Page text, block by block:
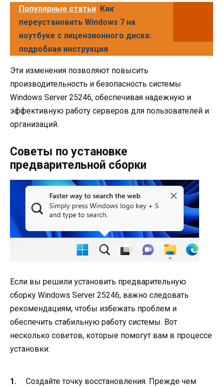
Популярные статьи Как
переустановить Windows 7 на
ноутбуке с лицензионного диска:
подробная инструкция
Эти изменения позволяют повысить
производительность и безопасность системы
Windows Server 25246, обеспечивая надежную и
эффективную работу серверов для пользователей и
организаций.
Советы по установке
предварительной сборки
Если вы решили установить предварительную
сборку Windows Server 25246, важно следовать
рекомендациям, чтобы избежать проблем и
обеспечить стабильную работу системы. Вот
несколько советов, которые помогут вам в процессе
установки:
Создайте точку восстановления. Прежде чем